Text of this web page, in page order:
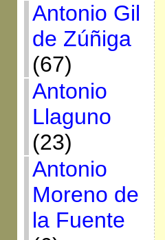
Antonio Gil
de Zúñiga
(67)
Antonio
Llaguno
(23)
Antonio
Moreno de
la Fuente